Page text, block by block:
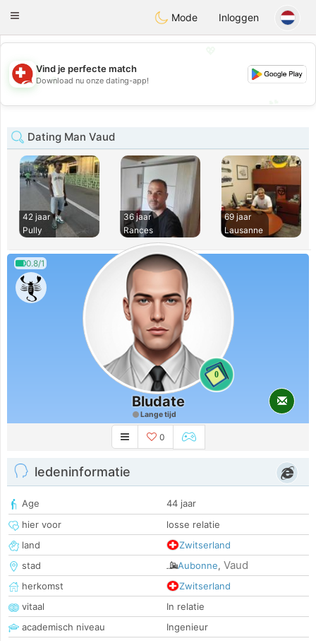
Suissi
Toggle
Mode Inloggen
💖
💕
Vind je perfecte match
Download nu onze dating-app!
Dating Man Vaud
42 jaar
Pully
36 jaar
Rances
69 jaar
Lausanne
0.8/1
0
Bludate
Lange tijd
0
ledeninformatie
Age
44 jaar
hier voor
losse relatie
land
Zwitserland
stad
Aubonne, Vaud
herkomst
Zwitserland
vitaal
In relatie
academisch niveau
Ingenieur